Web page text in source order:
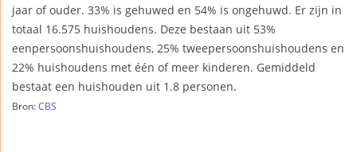
jaar of ouder. 33% is gehuwed en 54% is ongehuwd. Er zijn in
totaal 16.575 huishoudens. Deze bestaan uit 53%
eenpersoonshuishoudens, 25% tweepersoonshuishoudens en
22% huishoudens met één of meer kinderen. Gemiddeld
bestaat een huishouden uit 1.8 personen.
Bron: CBS